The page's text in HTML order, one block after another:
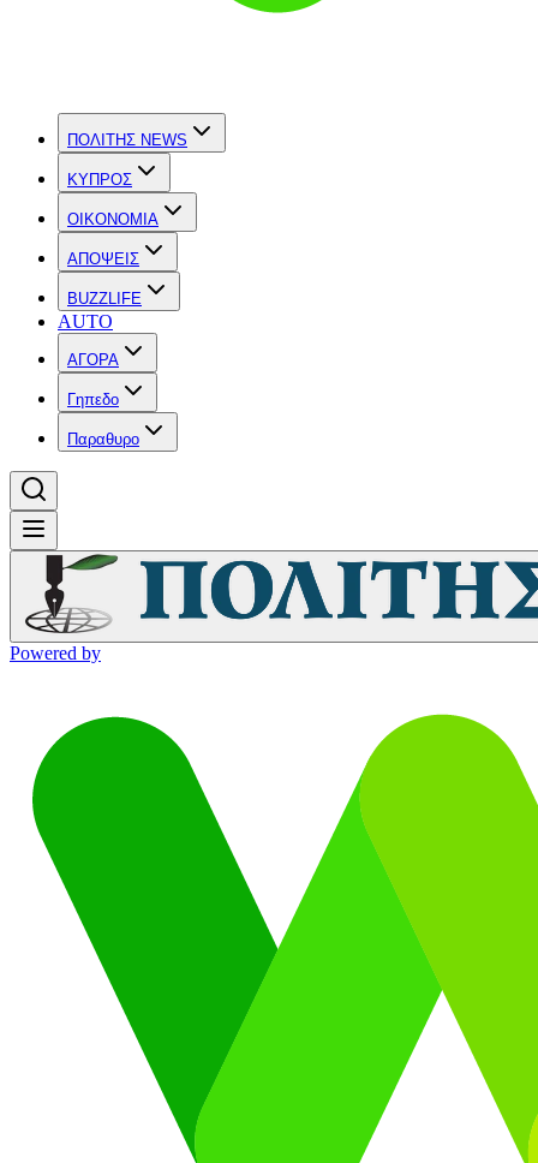
ΠΟΛΙΤΗΣ NEWS
ΚΥΠΡΟΣ
OIKONOMIA
ΑΠΟΨΕΙΣ
BUZZLIFE
AUTO
ΑΓΟΡΑ
Γηπεδο
Παραθυρο
Powered by